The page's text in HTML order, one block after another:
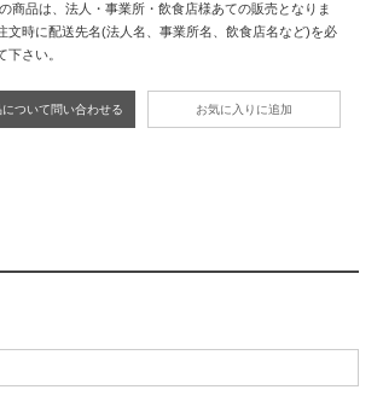
商品は、法人・事業所・飲食店様あての販売となりま
文時に配送先名(法人名、事業所名、飲食店名など)を必
下さい。
について問い合わせる お気に入りに追加